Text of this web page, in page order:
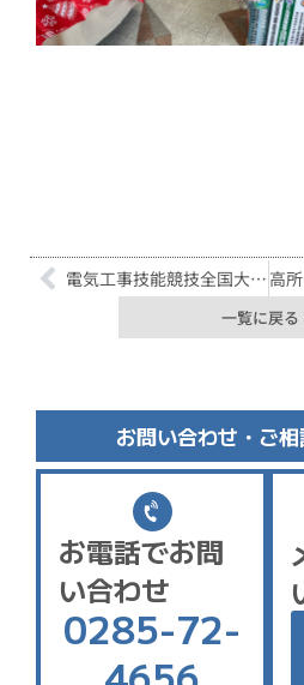
電気工事技能競技全国大会に参加してきました！
一覧に戻る
お問い合わせ・ご
お電話でお問
い合わせ
0285-72-